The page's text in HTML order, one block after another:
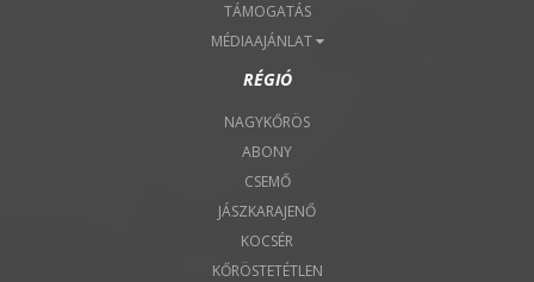
TÁMOGATÁS
MÉDIAAJÁNLAT
RÉGIÓ
NAGYKŐRÖS
ABONY
CSEMŐ
JÁSZKARAJENŐ
KOCSÉR
KŐRÖSTETÉTLEN